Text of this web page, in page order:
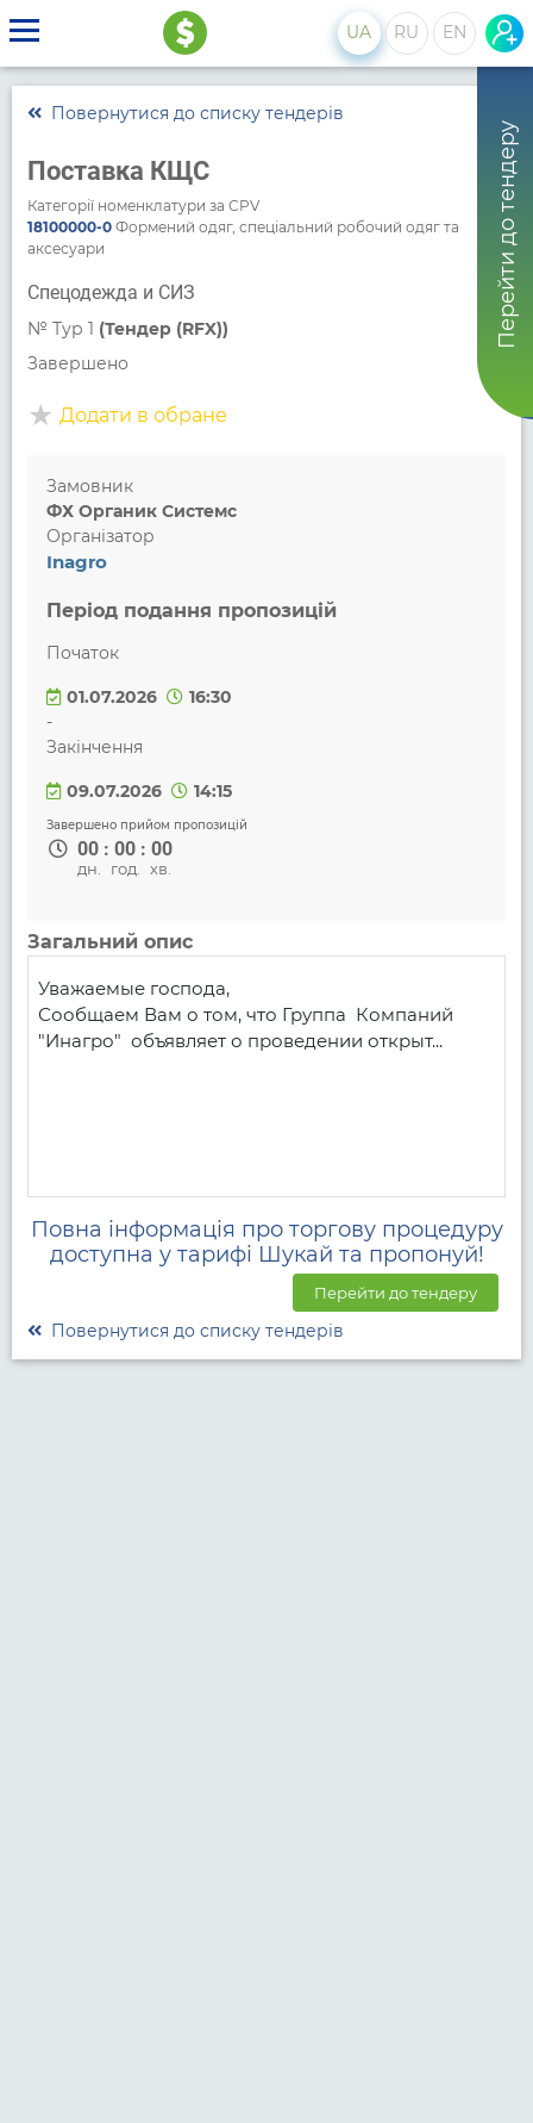
UA RU EN
Перейти до тендеру
Повернутися до списку тендерів
Поставка КЩС
Категорії номенклатури за CPV
18100000-0Формений одяг, спеціальний робочий одяг та
аксесуари
Спецодежда и СИЗ
№ Тур 1 (Тендер (RFX))
Завершено
Додати в обране
Замовник
ФХ Органик Системс
Організатор
Inagro
Період подання пропозицій
Початок
01.07.2026
16:30
-
Закінчення
09.07.2026 14:15
Завершено прийом пропозицій
00 : 00 : 00
дн. год. хв.
Загальний опис
Уважаемые господа,
Сообщаем Вам о том, что Группа  Компаний
"Инагро"  объявляет о проведении открыт...
Повна інформація про торгову процедуру
доступна у тарифі Шукай та пропонуй!
Перейти до тендеру
Повернутися до списку тендерів